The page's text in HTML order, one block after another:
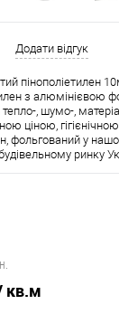
Додати відгук
пінополіетилен
з алюмінієвою
, шумо-,
ціною,
фольгований у
ринку
кв.м